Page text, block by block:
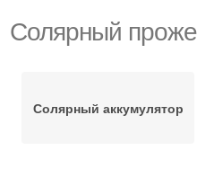
Солярный
Солярный аккумулятор